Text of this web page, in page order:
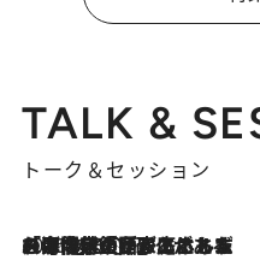
TALK &
トーク＆セッション
2026.8.3
「今後値上げがあるとすれば…」「リスクがあるのは今年の冬」エネルギー専門家が語る、ホルムズ海峡封鎖が家庭にもたらす“ある心配”